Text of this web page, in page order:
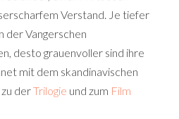
Verstand. Je tiefer
der Vangerschen
desto grauenvoller sind ihre
mit dem skandinavischen
derTrilogie und zum Film